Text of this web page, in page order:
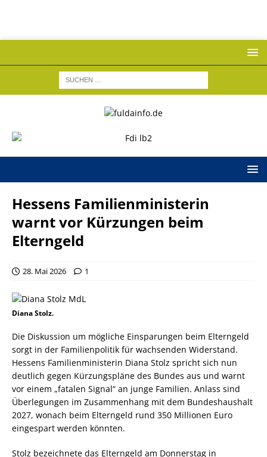
Hessens Familienministerin
warnt vor Kürzungen beim
Elterngeld
28. Mai 2026 1
Diana Stolz.
Die Diskussion um mögliche Einsparungen beim Elterngeld
sorgt in der Familienpolitik für wachsenden Widerstand.
Hessens Familienministerin Diana Stolz spricht sich nun
deutlich gegen Kürzungspläne des Bundes aus und warnt
vor einem „fatalen Signal“ an junge Familien. Anlass sind
Überlegungen im Zusammenhang mit dem Bundeshaushalt
2027, wonach beim Elterngeld rund 350 Millionen Euro
eingespart werden könnten.
Stolz bezeichnete das Elterngeld am Donnerstag in